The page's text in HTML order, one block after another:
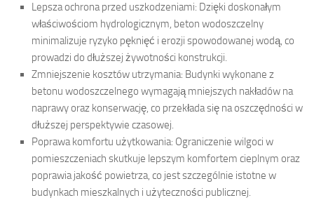
Lepsza ochrona przed uszkodzeniami: Dzięki doskonałym
właściwościom hydrologicznym, beton wodoszczelny
minimalizuje ryzyko pęknięć i erozji spowodowanej wodą, co
prowadzi do dłuższej żywotności konstrukcji.
Zmniejszenie kosztów utrzymania: Budynki wykonane z
betonu wodoszczelnego wymagają mniejszych nakładów na
naprawy oraz konserwację, co przekłada się na oszczędności w
dłuższej perspektywie czasowej.
Poprawa komfortu użytkowania: Ograniczenie wilgoci w
pomieszczeniach skutkuje lepszym komfortem cieplnym oraz
poprawia jakość powietrza, co jest szczególnie istotne w
budynkach mieszkalnych i użyteczności publicznej.